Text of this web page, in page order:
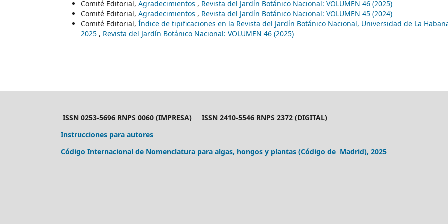
Comité Editorial, Agradecimientos , Revista del Jardín Botánico Nacional: VOLUMEN 46 (2025)
Comité Editorial, Agradecimientos , Revista del Jardín Botánico Nacional: VOLUMEN 45 (2024)
Comité Editorial, Índice de tipificaciones en la Revista del Jardín Botánico Nacional, Universidad de La
2025 , Revista del Jardín Botánico Nacional: VOLUMEN 46 (2025)
ISSN 0253-5696 RNPS 0060 (IMPRESA) ISSN 2410-5546 RNPS 2372 (DIGITAL)
Instrucciones para autores
Código Internacional de Nomenclatura para algas, hongos y plantas (Código de Madrid), 2025